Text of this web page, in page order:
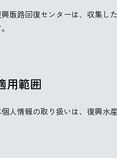
販路回復センターは、収集し
用範囲
人情報の取り扱いは、復興水